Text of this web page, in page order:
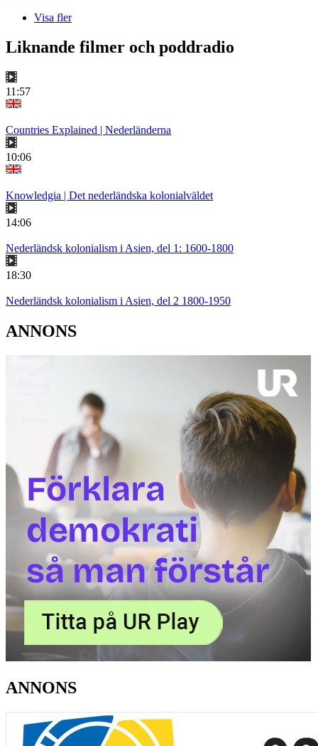
Visa fler
Liknande filmer och poddradio
11:57
Countries Explained | Nederländerna
10:06
Knowledgia | Det nederländska kolonialväldet
14:06
Nederländsk kolonialism i Asien, del 1: 1600-1800
18:30
Nederländsk kolonialism i Asien, del 2 1800-1950
ANNONS
ANNONS